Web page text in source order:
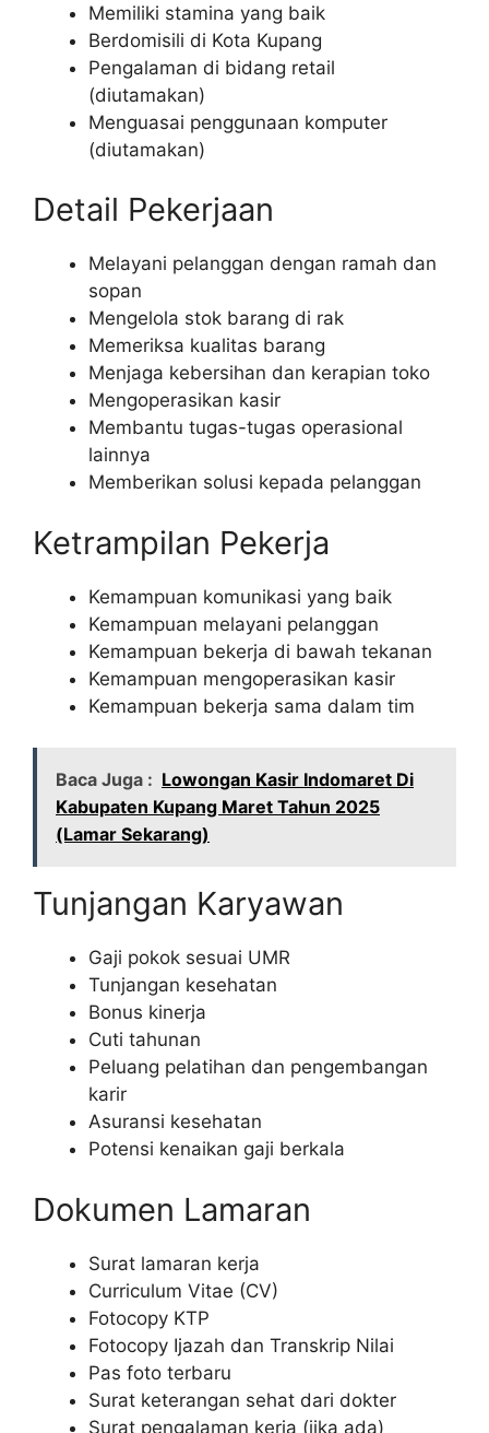
Memiliki stamina yang baik
Berdomisili di Kota Kupang
Pengalaman di bidang retail
(diutamakan)
Menguasai penggunaan komputer
(diutamakan)
Detail Pekerjaan
Melayani pelanggan dengan ramah dan
sopan
Mengelola stok barang di rak
Memeriksa kualitas barang
Menjaga kebersihan dan kerapian toko
Mengoperasikan kasir
Membantu tugas-tugas operasional
lainnya
Memberikan solusi kepada pelanggan
Ketrampilan Pekerja
Kemampuan komunikasi yang baik
Kemampuan melayani pelanggan
Kemampuan bekerja di bawah tekanan
Kemampuan mengoperasikan kasir
Kemampuan bekerja sama dalam tim
Baca Juga : Lowongan Kasir Indomaret Di
Kabupaten Kupang Maret Tahun 2025
(Lamar Sekarang)
Tunjangan Karyawan
Gaji pokok sesuai UMR
Tunjangan kesehatan
Bonus kinerja
Cuti tahunan
Peluang pelatihan dan pengembangan
karir
Asuransi kesehatan
Potensi kenaikan gaji berkala
Dokumen Lamaran
Surat lamaran kerja
Curriculum Vitae (CV)
Fotocopy KTP
Fotocopy Ijazah dan Transkrip Nilai
Pas foto terbaru
Surat keterangan sehat dari dokter
Surat pengalaman kerja (jika ada)